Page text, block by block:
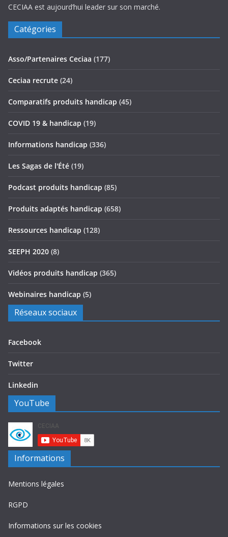
CECIAA est aujourd’hui leader sur son marché.
Catégories
Asso/Partenaires Ceciaa (177)
Ceciaa recrute (24)
Comparatifs produits handicap (45)
COVID 19 & handicap (19)
Informations handicap (336)
Les Sagas de l'Été (19)
Podcast produits handicap (85)
Produits adaptés handicap (658)
Ressources handicap (128)
SEEPH 2020 (8)
Vidéos produits handicap (365)
Webinaires handicap (5)
Réseaux sociaux
Facebook
Twitter
Linkedin
YouTube
Informations
Mentions légales
RGPD
Informations sur les cookies